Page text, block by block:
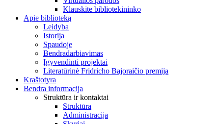
Klauskite bibliotekininko
Apie biblioteką
Leidyba
Istorija
Spaudoje
Bendradarbiavimas
Įgyvendinti projektai
Literatūrinė Fridricho Bajoraičio premija
Kraštotyra
Bendra informacija
Struktūra ir kontaktai
Struktūra
Administracija